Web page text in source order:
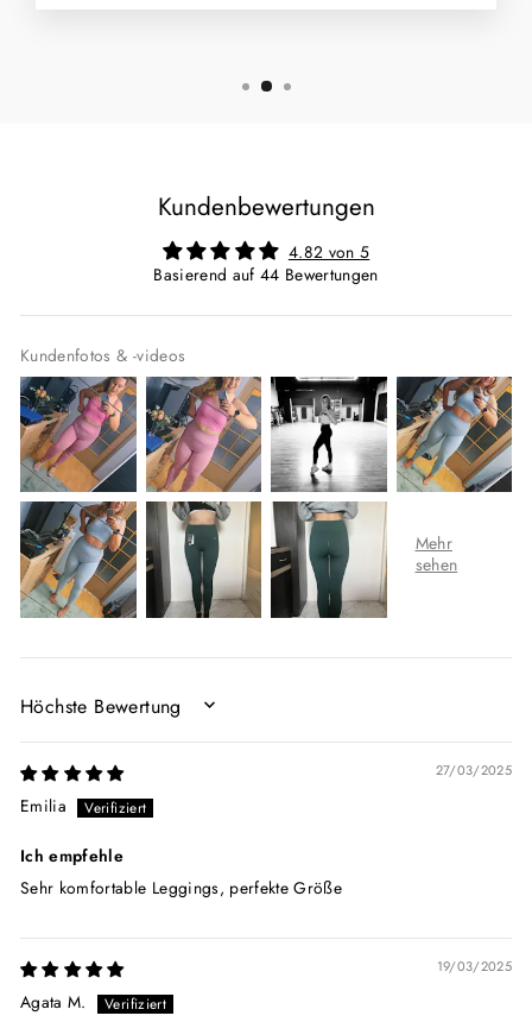
Kundenbewertungen
4.82 von 5
Basierend auf 44 Bewertungen
Kundenfotos & -videos
SORT BY
27/03/2025
Emilia
Ich empfehle
Sehr komfortable Leggings, perfekte Größe
19/03/2025
Agata M.